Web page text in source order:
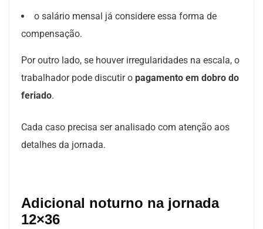
o salário mensal já considere essa forma de
compensação.
Por outro lado, se houver irregularidades na escala, o
trabalhador pode discutir o pagamento em dobro do
feriado.
Cada caso precisa ser analisado com atenção aos
detalhes da jornada.
Adicional noturno na jornada
12×36